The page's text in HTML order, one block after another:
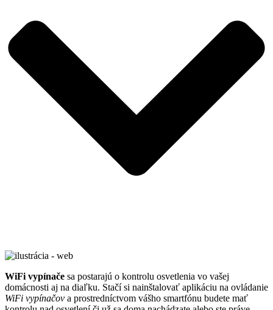
WiFi vypínače sa postarajú o kontrolu osvetlenia vo vašej
domácnosti aj na diaľku. Stačí si nainštalovať aplikáciu na ovládanie
WiFi vypínačov a prostredníctvom vášho smartfónu budete mať